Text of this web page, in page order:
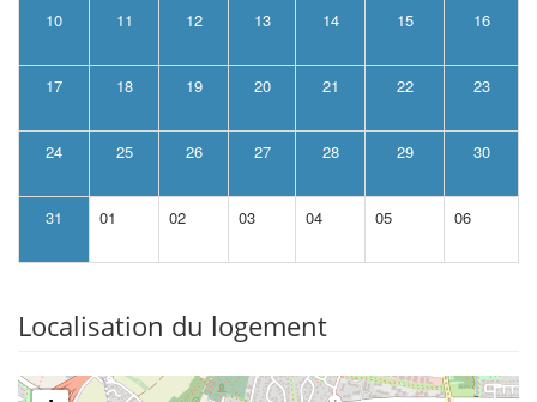
10 11 12 13 14 15 16
17 18 19 20 21 22 23
24 25 26 27 28 29 30
31 01 02 03 04 05 06
Localisation du logement